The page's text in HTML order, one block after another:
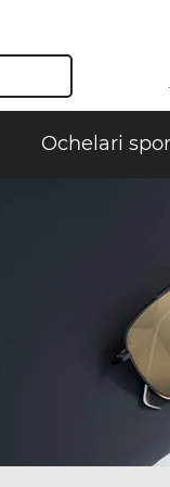
Ochelari